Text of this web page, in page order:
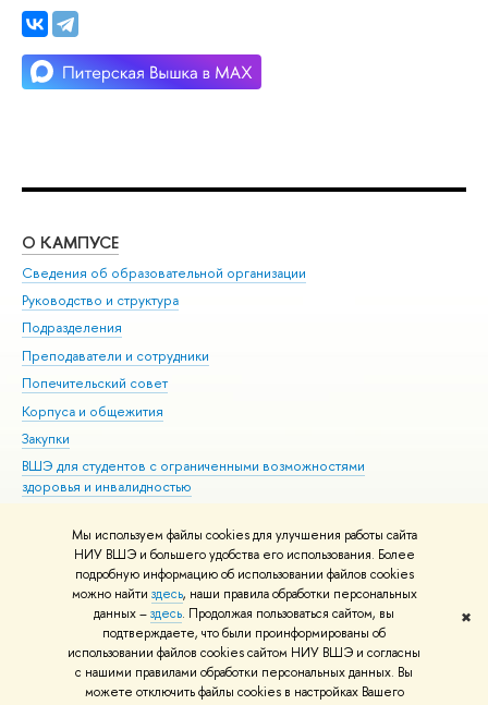
Мы используем файлы cookies для улучшения работы сайта
НИУ ВШЭ и большего удобства его использования. Более
подробную информацию об использовании файлов cookies
можно найти здесь, наши правила обработки персональных
данных –здесь. Продолжая пользоваться сайтом, вы
подтверждаете, что были проинформированы об
использовании файлов cookies сайтом НИУ ВШЭ и согласны
с нашими правилами обработки персональных данных. Вы
можете отключить файлы cookies в настройках Вашего
✖
О КАМПУСЕ
Сведения об образовательной организации
Руководство и структура
Подразделения
Преподаватели и сотрудники
Попечительский совет
Корпуса и общежития
Закупки
ВШЭ для студентов с ограниченными возможностями
здоровья и инвалидностью
Единая платежная страница
© НИУ ВШЭ 1993–2026 Адреса и контакты Условия использования
материалов Политика конфиденциальности Карта сайта
Шрифты HSE Sans и HSE Slab разработаны вШколе дизайна НИУ ВШЭ